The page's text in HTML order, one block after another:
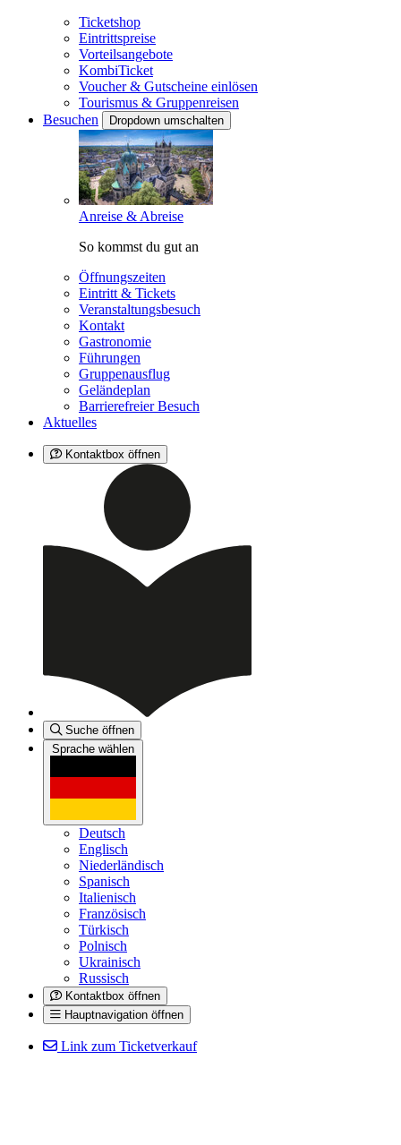
Ticketshop
Eintrittspreise
Vorteilsangebote
KombiTicket
Voucher & Gutscheine einlösen
Tourismus & Gruppenreisen
Besuchen
Dropdown umschalten
Anreise & Abreise
So kommst du gut an
Öffnungszeiten
Eintritt & Tickets
Veranstaltungsbesuch
Kontakt
Gastronomie
Führungen
Gruppenausflug
Geländeplan
Barrierefreier Besuch
Aktuelles
Kontaktbox öffnen
Suche öffnen
Sprache wählen
Deutsch
Englisch
Niederländisch
Spanisch
Italienisch
Französisch
Türkisch
Polnisch
Ukrainisch
Russisch
Kontaktbox öffnen
Hauptnavigation öffnen
Link zum Ticketverkauf